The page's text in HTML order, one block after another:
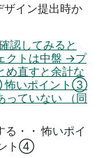
ザイン提出時か
認してみると
クトは中盤 →プ
め直すと余計な
怖いポイント③
っていない （同
・・ 怖いポイ
ト④